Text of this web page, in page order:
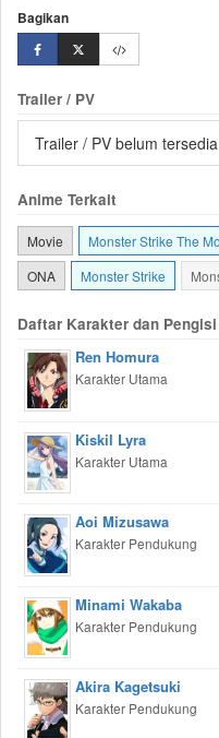
Bagikan
Trailer / PV
Trailer / PV belum tersedia
Anime Terkait
Movie
Monster Strike The
ONA
Monster Strike
Daftar Karakter dan
Ren Homura
Karakter Utama
Kiskil Lyra
Karakter Utama
Aoi Mizusawa
Karakter Pendukung
Minami Wakaba
Karakter Pendukung
Akira Kagetsuki
Karakter Pendukung